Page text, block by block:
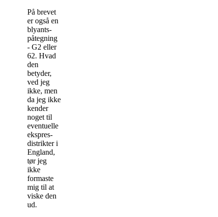
På brevet
er også en
blyants-
påtegning
- G2 eller
62. Hvad
den
betyder,
ved jeg
ikke, men
da jeg ikke
kender
noget til
eventuelle
ekspres-
distrikter i
England,
tør jeg
ikke
formaste
mig til at
viske den
ud.